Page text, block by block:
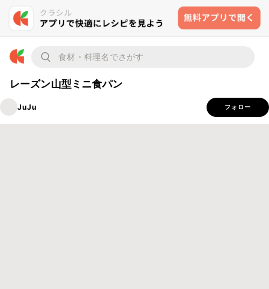
レーズン山型ミニ食パン
JuJu フォロー